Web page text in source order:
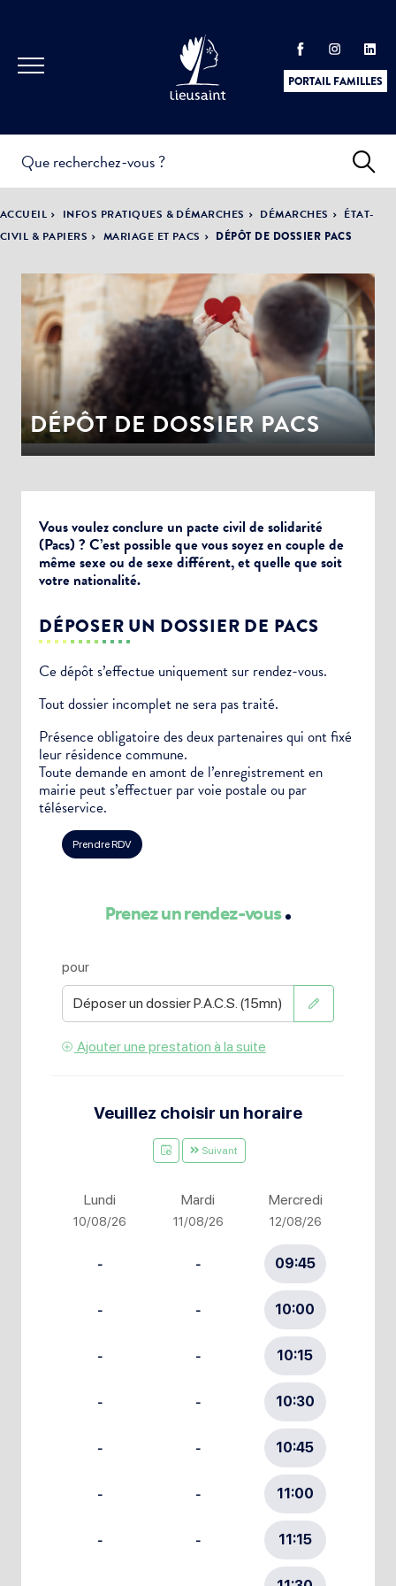
PORTAIL FAMILLES
PRATIQUES &
DÉMARCHES
ACTUALITÉS &
ÉVÈNEMENTS
LA VILLE
DÉMOCRATIE
PARTICIPATIVE
ACCUEIL INFOS PRATIQUES & DÉMARCHES DÉMARCHES
ÉTAT-
CIVIL & PAPIERS
MARIAGE ET PACS DÉPÔT DE DOSSIER PACS
DÉPÔT DE DOSSIER PACS
Vous voulez conclure un pacte civil de solidarité
(Pacs) ? C’est possible que vous soyez en couple de
même sexe ou de sexe différent, et quelle que soit
votre nationalité.
DÉPOSER UN DOSSIER DE PACS
Ce dépôt s’effectue uniquement sur rendez-vous.
Tout dossier incomplet ne sera pas traité.
Présence obligatoire des deux partenaires qui ont fixé
leur résidence commune.
Toute demande en amont de l’enregistrement en
mairie peut s’effectuer par voie postale ou par
téléservice.